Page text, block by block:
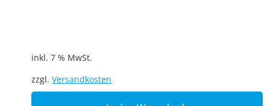
inkl. 7 % MwSt.
zzgl. Versandkosten